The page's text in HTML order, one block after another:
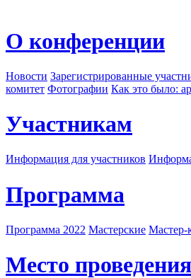
О конференции
Новости Зарегистрированные
комитет Фотографии Как это было:
Участникам
Информация для участников
Программа
Программа 2022 Мастерские Мастер-
Место проведения